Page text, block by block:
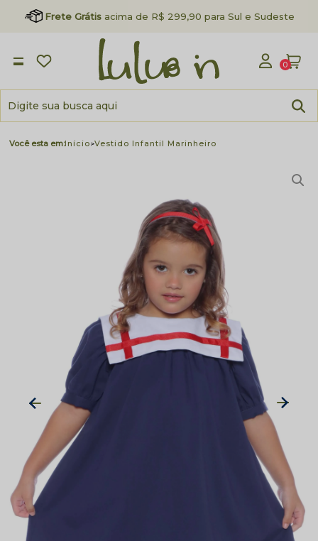
Frete Grátisacima de R$ 299,90 para Sul e Sudeste
0
Início Vestido Infantil Marinheiro